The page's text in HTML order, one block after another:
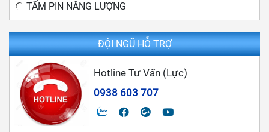
TẤM PIN NĂNG LƯỢNG
ĐỘI NGŨ HỖ TRỢ
Hotline Tư Vấn (Lực)
0938 603 707